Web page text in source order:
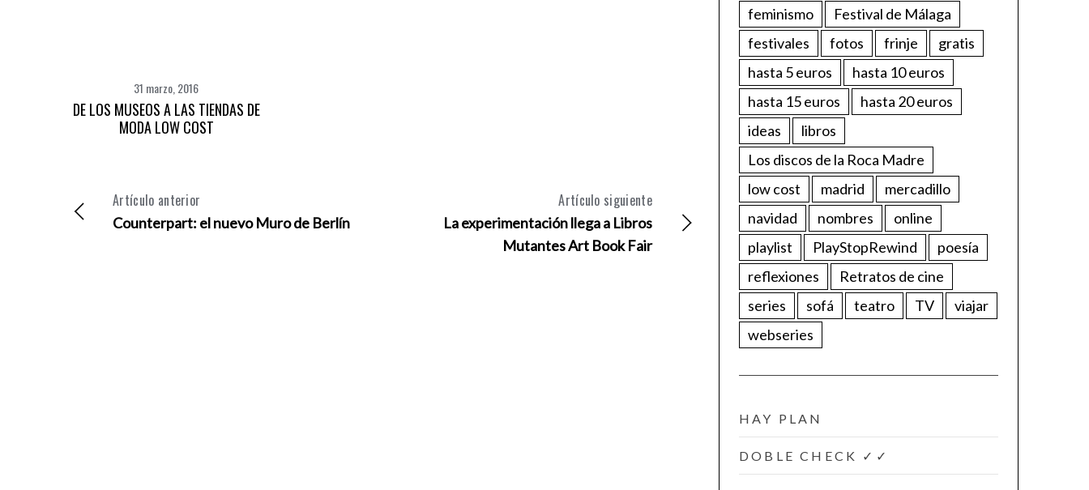
31 marzo, 2016
DE LOS MUSEOS A LAS TIENDAS DE
MODA LOW COST
Artículo anterior
Counterpart: el nuevo Muro de Berlín
Artículo siguiente
La experimentación llega a Libros
Mutantes Art Book Fair
feminismo
Festival de Málaga
festivales
fotos frinje
gratis
hasta 5 euros
hasta 10 euros
hasta 15 euros
hasta 20 euros
ideas
libros
Los discos de la Roca Madre
low cost
madrid
mercadillo
navidad
nombres
online
playlist
PlayStopRewind
poesía
reflexiones
Retratos de cine
series
sofá teatro TV
viajar
webseries
HAY PLAN
DOBLE CHECK ✓✓